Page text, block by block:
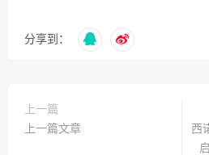
分享到：
上一篇
上一篇文章
西